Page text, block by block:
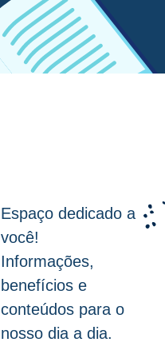
Espaço dedicado a
você!
Informações,
benefícios e
conteúdos para o
nosso dia a dia.